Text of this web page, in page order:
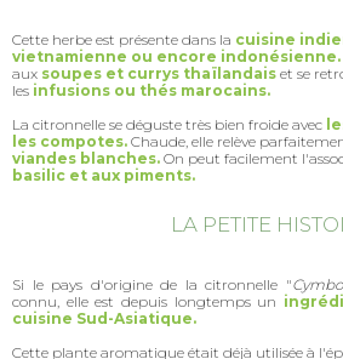
Cette herbe est présente dans la cuisine
vietnamienne ou encore indonésienne.
aux soupes et currys thaïlandais et se
les infusions ou thés marocains.
La citronnelle se déguste très bien froide avec
les compotes. Chaude, elle relève
viandes blanches. On peut facilement
basilic et aux piments.
LA PETITE
Si le pays d'origine de la citronnelle "
connu, elle est depuis longtemps un
cuisine Sud-Asiatique.
Cette plante aromatique était déjà utilisée à